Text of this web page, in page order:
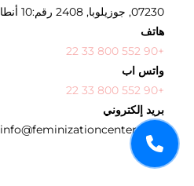
07230, جوزيلوبا, 2408 رقم:10 أنطاليا/تركيا
هاتف
+90 552 800 33 22
واتس اب
+90 552 800 33 22
بريد إلكتروني
info@feminizationcenter.com